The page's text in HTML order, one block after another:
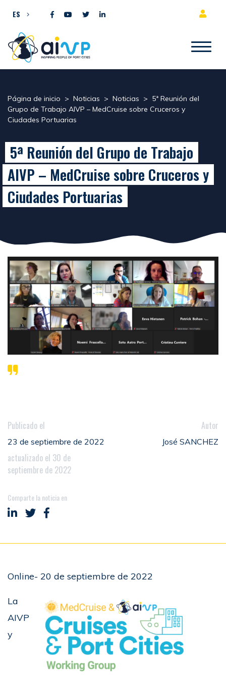
ES
Página de inicio > Noticias > Noticias > 5ª Reunión del
Grupo de Trabajo AIVP – MedCruise sobre Cruceros y
Ciudades Portuarias
5ª Reunión del Grupo de Trabajo
AIVP – MedCruise sobre Cruceros y
Ciudades Portuarias
Publicado el
23 de septiembre de 2022
actualizado el 30 de
septiembre de 2022
Autor
José SANCHEZ
Comparte la noticia en
Compartir en LinkedIn
Compartir en Twitter
Compartir en Facebook
Online- 20 de septiembre de 2022
La
AIVP
y